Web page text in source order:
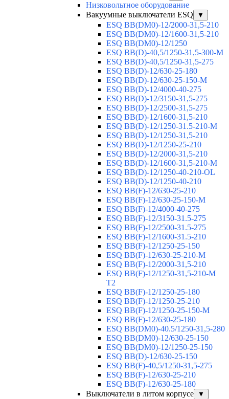
Низковольтное оборудование
Вакуумные выключатели ESQ
▼
ESQ ВВ(DM0)-12/2000-31,5-210
ESQ ВВ(DM0)-12/1600-31,5-210
ESQ ВВ(DM0)-12/1250
ESQ ВВ(D)-40,5/1250-31,5-300-М
ESQ ВВ(D)-40,5/1250-31,5-275
ESQ ВВ(D)-12/630-25-180
ESQ ВВ(D)-12/630-25-150-М
ESQ ВВ(D)-12/4000-40-275
ESQ ВВ(D)-12/3150-31,5-275
ESQ ВВ(D)-12/2500-31,5-275
ESQ ВВ(D)-12/1600-31,5-210
ESQ ВВ(D)-12/1250-31.5-210-М
ESQ ВВ(D)-12/1250-31,5-210
ESQ ВВ(D)-12/1250-25-210
ESQ BB(D)-12/2000-31,5-210
ESQ BB(D)-12/1600-31,5-210-М
ESQ BB(D)-12/1250-40-210-OL
ESQ BB(D)-12/1250-40-210
ESQ ВВ(F)-12/630-25-210
ESQ ВВ(F)-12/630-25-150-М
ESQ ВВ(F)-12/4000-40-275
ESQ ВВ(F)-12/3150-31.5-275
ESQ ВВ(F)-12/2500-31.5-275
ESQ ВВ(F)-12/1600-31.5-210
ESQ ВВ(F)-12/1250-25-150
ESQ BB(F)-12/630-25-210-М
ESQ BB(F)-12/2000-31,5-210
ESQ BB(F)-12/1250-31,5-210-М
T2
ESQ BB(F)-12/1250-25-180
ESQ ВВ(F)-12/1250-25-210
ESQ ВВ(F)-12/1250-25-150-М
ESQ BB(F)-12/630-25-180
ESQ ВВ(DM0)-40.5/1250-31,5-280
ESQ ВВ(DM0)-12/630-25-150
ESQ ВВ(DM0)-12/1250-25-150
ESQ BB(D)-12/630-25-150
ESQ ВВ(F)-40,5/1250-31,5-275
ESQ ВВ(F)-12/630-25-210
ESQ ВВ(F)-12/630-25-180
Выключатели в литом корпусе
▼